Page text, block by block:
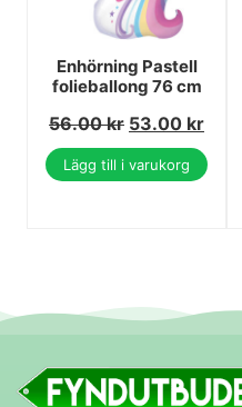
Enhörning Pastell
folieballong 76 cm
56.00kr 53.00 kr
Lägg till i varukorg